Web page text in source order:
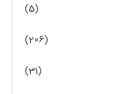
(5)
(206)
(31)